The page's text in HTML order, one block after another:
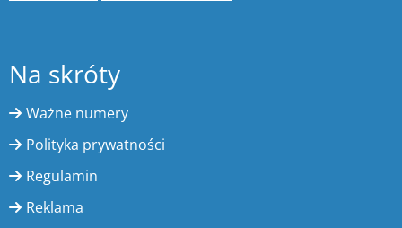
Na skróty
Ważne numery
Polityka prywatności
Regulamin
Reklama